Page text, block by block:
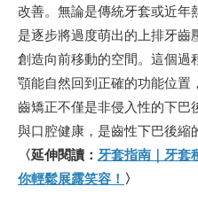
改善。無論是傳統牙套或近年
是逐步將過度萌出的上排牙
創造向前移動的空間。這個過
顎能自然回到正確的功能位置
齒矯正不僅是非侵入性的下巴
與口腔健康，是齒性下巴後縮
〈延伸閱讀： 牙套指南｜牙套
你輕鬆展露笑容！ 〉